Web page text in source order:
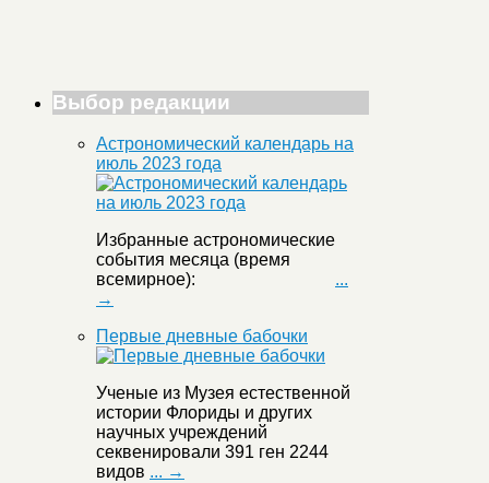
Выбор редакции
Астрономический календарь на
июль 2023 года
Избранные астрономические
события месяца (время
всемирное): ...
→
Первые дневные бабочки
Ученые из Музея естественной
истории Флориды и других
научных учреждений
секвенировали 391 ген 2244
видов ... →